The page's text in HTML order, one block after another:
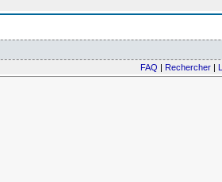
FAQ
Rechercher